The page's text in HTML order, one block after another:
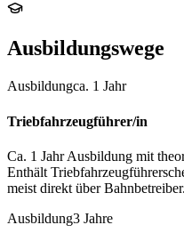
Ausbildungswege
Ausbildungca. 1 Jahr
Triebfahrzeugführer/in
Ca. 1 Jahr Ausbildung mit
Enthält
meist direkt über Bahnbetreiber.
Ausbildung3 Jahre